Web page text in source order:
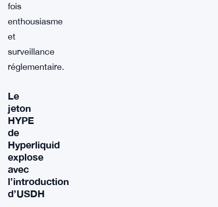
fois
enthousiasme
et
surveillance
réglementaire.
Le
jeton
HYPE
de
Hyperliquid
explose
avec
l’introduction
d’USDH